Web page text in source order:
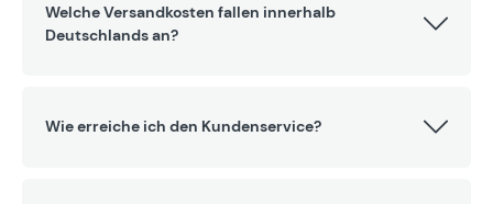
Welche Versandkosten fallen innerhalb
Deutschlands an?
Wie erreiche ich den Kundenservice?